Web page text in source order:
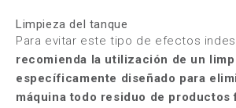
Limpieza del tanque
Para evitar este tipo de efectos
recomienda la utilización de un
específicamente diseñado para
máquina todo residuo de